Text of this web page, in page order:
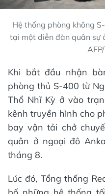
Hệ thống phòng không
tại một diễn đàn quân sự
Khi bắt đầu nhận
phòng thủ S-400 từ
Thổ Nhĩ Kỳ ở vào
kênh truyền hình cho
bay vận tải chở
quân ở ngoại đô
tháng 8.
Lúc đó, Tổng thống